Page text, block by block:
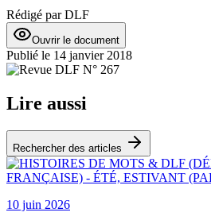
Rédigé parDLF
Ouvrir le document
Publié le 14 janvier 2018
Lire aussi
Rechercher des articles
10 juin 2026